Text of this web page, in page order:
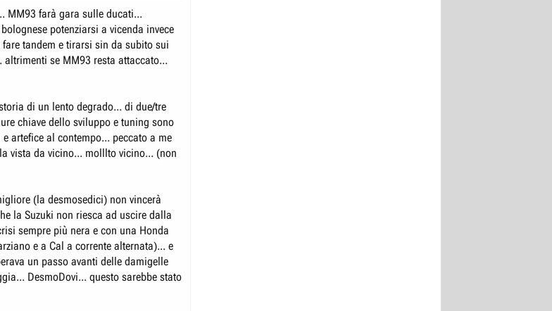
MM93 farà gara sulle ducati...
potenziarsi a vicenda invece
tandem e tirarsi sin da subito sui
se MM93 resta attaccato...
di un lento degrado... di due/tre
chiave dello sviluppo e tuning sono
artefice al contempo... peccato a me
vista da vicino... molllto vicino... (non
(la desmosedici) non vincerà
la Suzuki non riesca ad uscire dalla
sempre più nera e con una Honda
e a Cal a corrente alternata)... e
un passo avanti delle damigelle
DesmoDovi... questo sarebbe stato